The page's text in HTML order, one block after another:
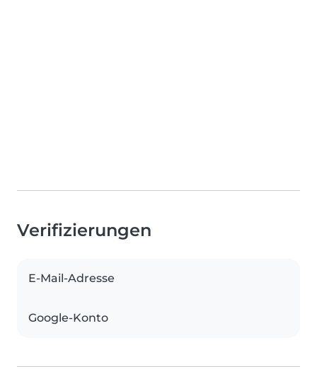
Verifizierungen
E-Mail-Adresse
Google-Konto